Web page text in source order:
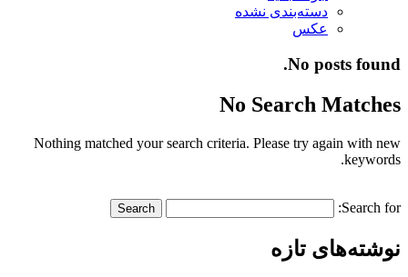
دسته‌بندی نشده
عکس
No posts found.
No Search Matches
Nothing matched your search criteria. Please try again with new
keywords.
Search for:
نوشته‌های تازه